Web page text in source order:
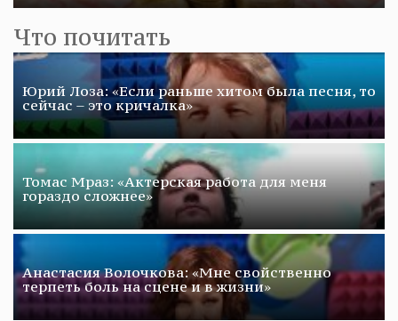
Что почитать
Юрий Лоза: «Если раньше хитом была песня, то
сейчас – это кричалка»
Томас Мраз: «Актерская работа для меня
гораздо сложнее»
Анастасия Волочкова: «Мне свойственно
терпеть боль на сцене и в жизни»